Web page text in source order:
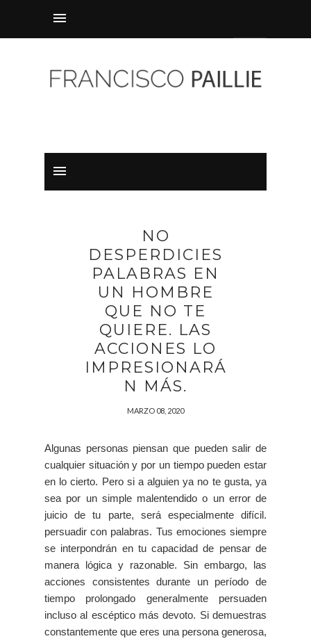
NO
DESPERDICIES
PALABRAS EN
UN HOMBRE
QUE NO TE
QUIERE. LAS
ACCIONES LO
IMPRESIONARÁ
N MÁS.
MARZO 08, 2020
Algunas personas piensan que pueden salir de
cualquier situación y por un tiempo pueden estar
en lo cierto. Pero si a alguien ya no te gusta, ya
sea por un simple malentendido o un error de
juicio de tu parte, será especialmente difícil.
persuadir con palabras. Tus emociones siempre
se interpondrán en tu capacidad de pensar de
manera lógica y razonable. Sin embargo, las
acciones consistentes durante un período de
tiempo prolongado generalmente persuaden
incluso al escéptico más devoto. Si demuestras
constantemente que eres una persona generosa,